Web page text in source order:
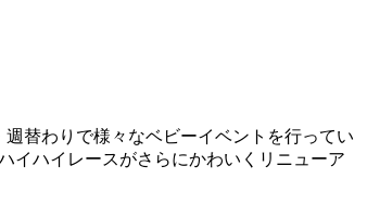
替わりで様々なベビーイベントを行ってい
イハイレースがさらにかわいくリニューア